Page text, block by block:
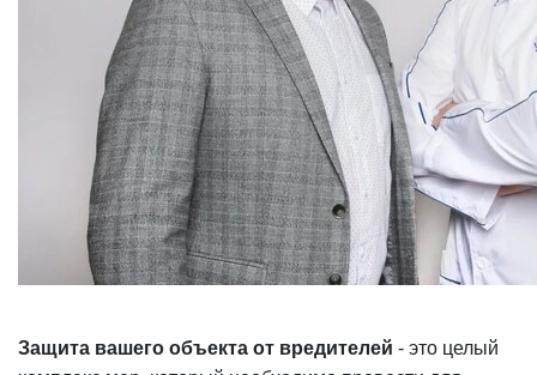
Защита вашего объекта от вредителей - это целый